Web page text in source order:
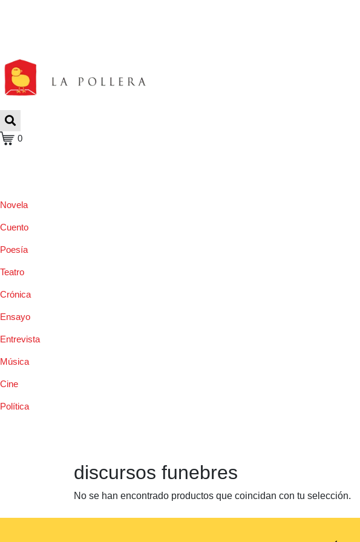
0
Novela
Cuento
Poesía
Teatro
Crónica
Ensayo
Entrevista
Música
Cine
Política
discursos funebres
No se han encontrado productos que coincidan con tu selección.